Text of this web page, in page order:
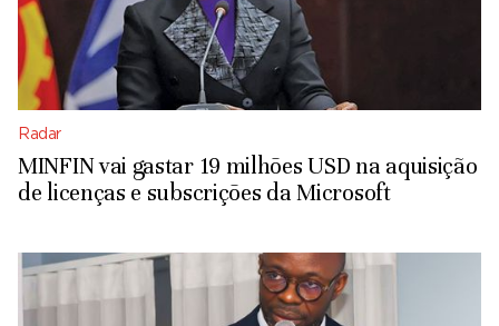
Radar
MINFIN vai gastar 19 milhões USD na aquisição
de licenças e subscrições da Microsoft